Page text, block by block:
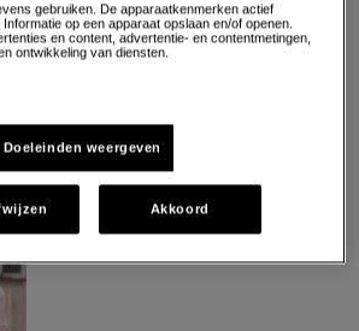
"Groentjes, ei, tonijn, een lekker
romig sausje: deze pasta bevat het
gebruiken. De apparaatkenmerken actief
op een apparaat opslaan en/of openen.
en content, advertentie- en contentmetingen,
ontwikkeling van diensten.
Doeleinden weergeven
Akkoord